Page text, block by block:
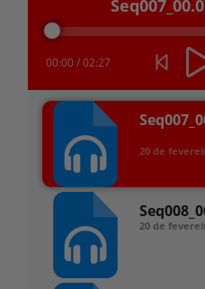
áudio
00:00 /02:27
20 de
20 de